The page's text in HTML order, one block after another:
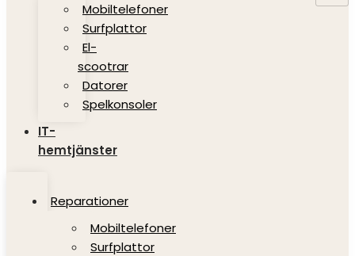
Mobiltelefoner
Surfplattor
El-
scootrar
Datorer
Spelkonsoler
IT-
hemtjänster
Reparationer
Mobiltelefoner
Surfplattor